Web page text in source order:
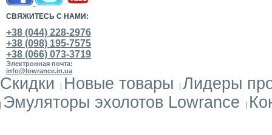
СВЯЖИТЕСЬ С НАМИ:
+38 (044) 228-2976
+38 (098) 195-7575
+38 (066) 073-3719
Электронная почта:
info@lowrance.in.ua
Скидки Новые товары Лидеры
Эмуляторы эхолотов Lowrance